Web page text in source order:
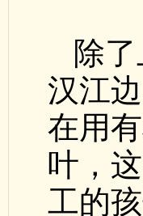
除
汉江
在用
叶，
工的